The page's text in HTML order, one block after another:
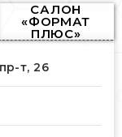
САЛОН
«ФОРМАТ
ПЛЮС»
т, 26